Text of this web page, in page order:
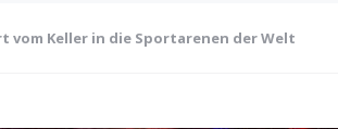
vom Keller in die Sportarenen der Welt